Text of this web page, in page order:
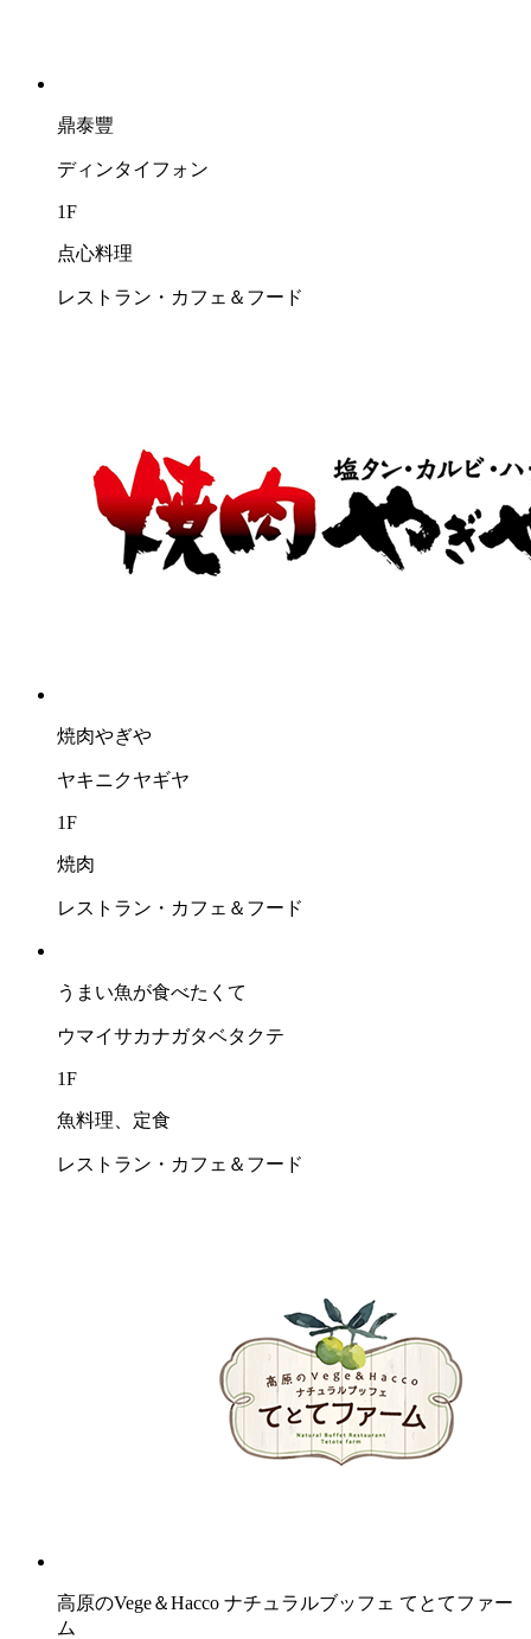
鼎泰豐
ディンタイフォン
1F
点心料理
レストラン・カフェ＆フード
焼肉やぎや
ヤキニクヤギヤ
1F
焼肉
レストラン・カフェ＆フード
うまい⿂が⾷べたくて
ウマイサカナガタベタクテ
1F
魚料理、定食
レストラン・カフェ＆フード
高原のVege＆Hacco ナチュラルブッフェ てとてファー
ム